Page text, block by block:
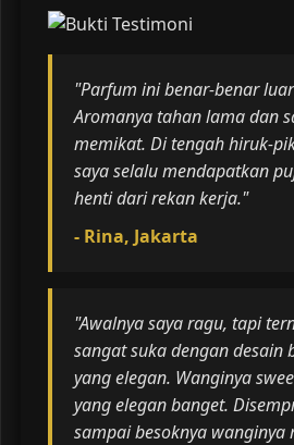
"Parfum ini benar-benar
Aromanya tahan lama dan
memikat. Di tengah hiruk-
saya selalu mendapatkan
henti dari rekan kerja."
- Rina, Jakarta
"Awalnya saya ragu, tapi
sangat suka dengan desain
yang elegan. Wanginya
yang elegan banget.
sampai besoknya wanginya